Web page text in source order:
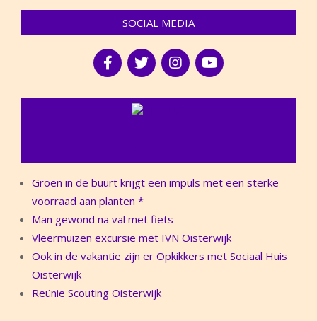
SOCIAL MEDIA
Groen in de buurt krijgt een impuls met een sterke
voorraad aan planten *
Man gewond na val met fiets
Vleermuizen excursie met IVN Oisterwijk
Ook in de vakantie zijn er Opkikkers met Sociaal Huis
Oisterwijk
Reünie Scouting Oisterwijk